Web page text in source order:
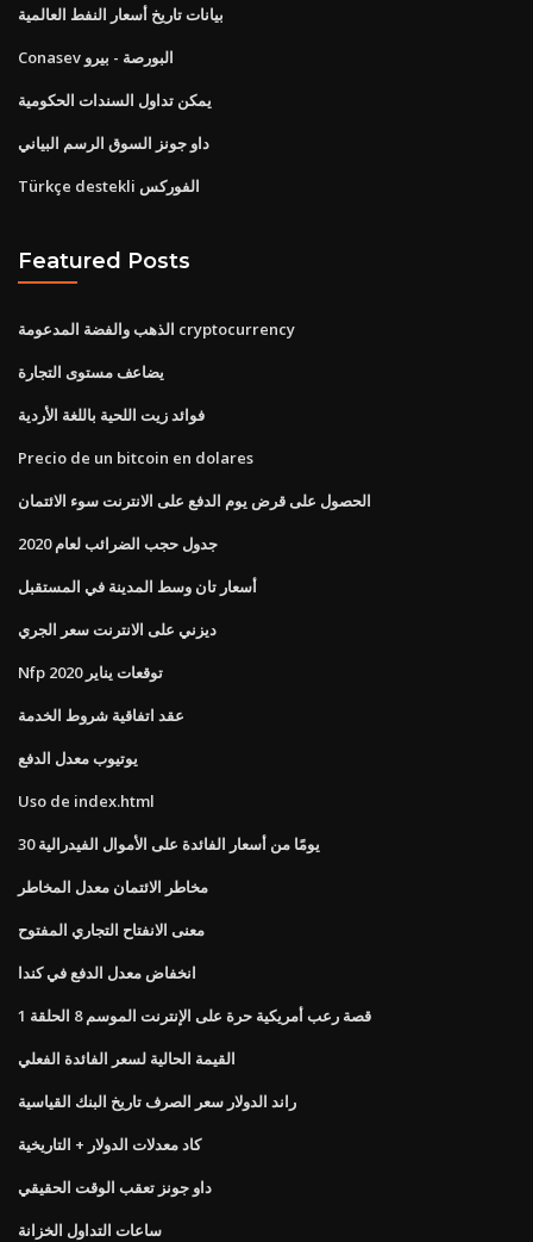
بيانات تاريخ أسعار النفط العالمية
Conasev البورصة - بيرو
يمكن تداول السندات الحكومية
داو جونز السوق الرسم البياني
Türkçe destekli الفوركس
Featured Posts
الذهب والفضة المدعومة cryptocurrency
يضاعف مستوى التجارة
فوائد زيت اللحية باللغة الأردية
Precio de un bitcoin en dolares
الحصول على قرض يوم الدفع على الانترنت سوء الائتمان
جدول حجب الضرائب لعام 2020
أسعار تان وسط المدينة في المستقبل
ديزني على الانترنت سعر الجري
Nfp توقعات يناير 2020
عقد اتفاقية شروط الخدمة
يوتيوب معدل الدفع
Uso de index.html
30 يومًا من أسعار الفائدة على الأموال الفيدرالية
مخاطر الائتمان معدل المخاطر
معنى الانفتاح التجاري المفتوح
انخفاض معدل الدفع في كندا
قصة رعب أمريكية حرة على الإنترنت الموسم 8 الحلقة 1
القيمة الحالية لسعر الفائدة الفعلي
راند الدولار سعر الصرف تاريخ البنك القياسية
كاد معدلات الدولار + التاريخية
داو جونز تعقب الوقت الحقيقي
ساعات التداول الخزانة